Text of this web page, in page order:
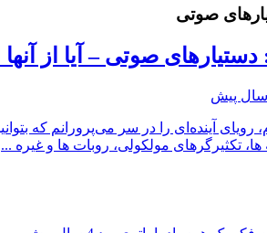
صوتی
صوتی – آیا از آنها
رویای آینده‌ای را در سر می‌پرورانم که
ها، تکثیرگرهای مولکولی، روبات ها و غیره ...